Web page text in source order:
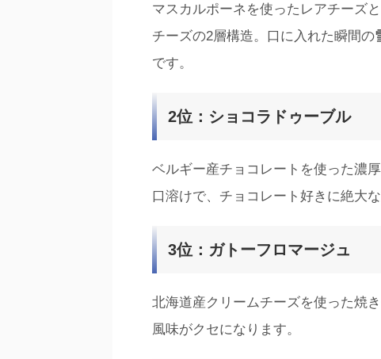
マスカルポーネを使ったレアチーズ
チーズの2層構造。口に入れた瞬間の
です。
2位：ショコラドゥーブル
ベルギー産チョコレートを使った濃
口溶けで、チョコレート好きに絶大な
3位：ガトーフロマージュ
北海道産クリームチーズを使った焼
風味がクセになります。